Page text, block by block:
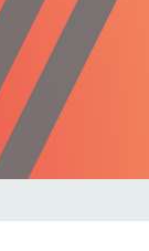
Forschung
Migration
Polizei